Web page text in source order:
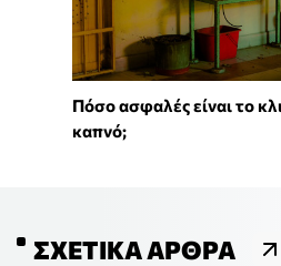
Πόσο ασφαλές είναι το
καπνό;
ΣΧΕΤΙΚΆ ΆΡΘΡΑ